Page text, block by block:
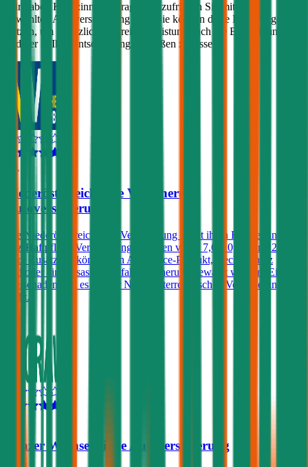
Wir haben Kund:innen befragt, wie zufrieden Sie mit ihrer
gewählten Autoversicherung sind. Sie können diese Erfahrungen
nutzen, um zusätzlich zu Preis & Leistung auch die Empfehlungen
anderer in Ihre Entscheidung einfließen zu lassen:
Niederösterreichische Versicherung
Autoversicherung
Die Niederösterreichische Versicherung bietet ihren Kunden in der
Kfz-Haftpflicht Versicherungssummen von € 7,6, 10, 15 und 20
Mio. Zusätzlich können ein Assistance-Produkt, Rechtsschutz
und/oder eine Insassen-Unfallversicherung gewählt werden. Einen
Freischaden gibt es bei der Niederösterreichischen Versicherung
nicht.
Grazer Wechselseitige Autoversicherung